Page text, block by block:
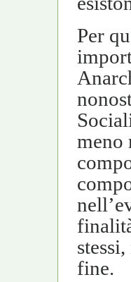
Per
meno
fine.